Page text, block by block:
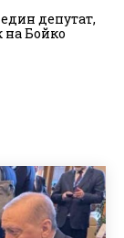
депутат,
Бойко